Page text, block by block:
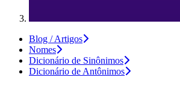
Blog / Artigos
Nomes
Dicionário de Sinônimos
Dicionário de Antônimos